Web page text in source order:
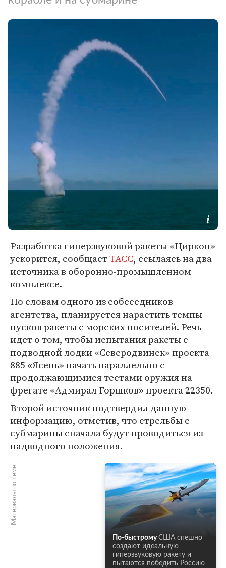
Разработка гиперзвуковой ракеты «Циркон»
ускорится, сообщаетТАСС, ссылаясь на два
источника в оборонно-промышленном
комплексе.
По словам одного из собеседников
агентства, планируется нарастить темпы
пусков ракеты с морских носителей. Речь
идет о том, чтобы испытания ракеты с
подводной лодки «Северодвинск» проекта
885 «Ясень» начать параллельно с
продолжающимися тестами оружия на
фрегате «Адмирал Горшков» проекта 22350.
Второй источник подтвердил данную
информацию, отметив, что стрельбы с
субмарины сначала будут проводиться из
надводного положения.
Материалы по теме
По-быстрому США спешно
создают идеальную
гиперзвуковую ракету и
пытаются победить Россию